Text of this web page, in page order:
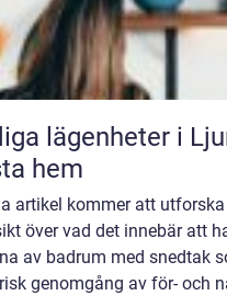
lägenheter i
hem
artikel kommer att
över vad det innebär att
av badrum med snedtak
genomgång av för- och